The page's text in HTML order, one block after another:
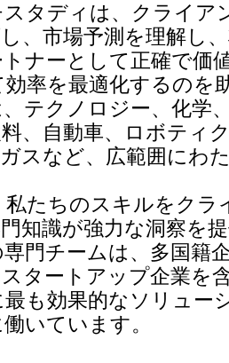
タディは、クライア
、市場予測を理解し
ナーとして正確で価
率を最適化するのを
テクノロジー、化学
、自動車、ロボティ
スなど、広範囲にわ
私たちのスキルをクラ
知識が強力な洞察を
門チームは、多国籍
タートアップ企業を
も効果的なソリュー
いています。